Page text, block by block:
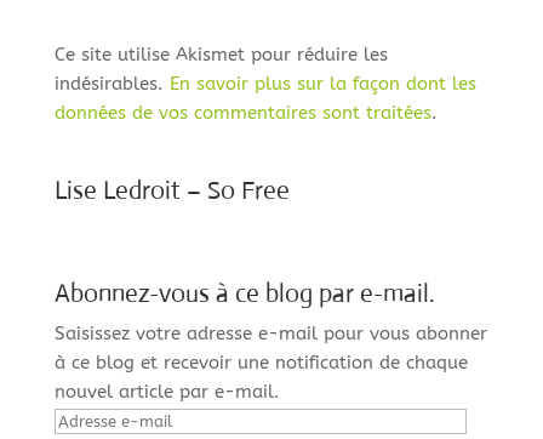
Ce site utilise Akismet pour réduire les
indésirables. En savoir plus sur la façon dont les
données de vos commentaires sont traitées.
Lise Ledroit – So Free
Abonnez-vous à ce blog par e-mail.
Saisissez votre adresse e-mail pour vous abonner
à ce blog et recevoir une notification de chaque
nouvel article par e-mail.
Adresse